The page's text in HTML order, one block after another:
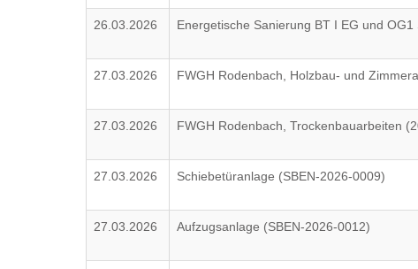
26.03.2026 Energetische Sanierung BT I EG und
27.03.2026 FWGH Rodenbach, Holzbau- und
27.03.2026 FWGH Rodenbach, Trockenbauarbeiten
27.03.2026 Schiebetüranlage (SBEN-2026-0009)
27.03.2026 Aufzugsanlage (SBEN-2026-0012)